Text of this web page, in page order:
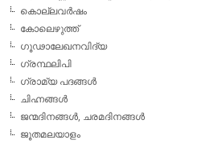
കൊല്ലവര്‍ഷം
കോലെഴുത്ത്
ഗൂഢാലേഖനവിദ്യ
ഗ്രന്ഥലിപി
ഗ്രാമ്യ പദങ്ങള്‍
ചിഹ്നങ്ങള്‍
ജന്മദിനങ്ങള്‍, ചരമദിനങ്ങള്‍
ജൂതമലയാളം